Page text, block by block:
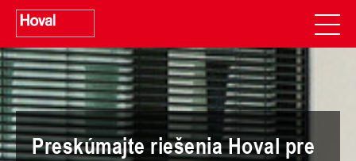
Preskúmajte riešenia Hoval pre